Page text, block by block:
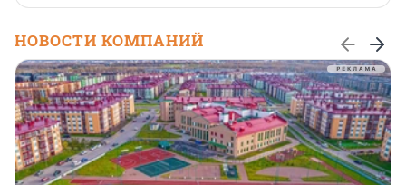
НОВОСТИ КОМПАНИЙ